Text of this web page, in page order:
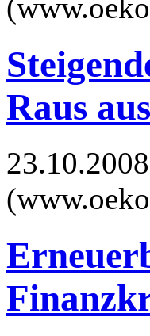
Raus